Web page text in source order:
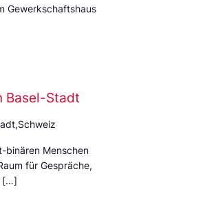
Gewerkschaftshaus
Basel-Stadt
binären Menschen
für Gespräche,
[…]